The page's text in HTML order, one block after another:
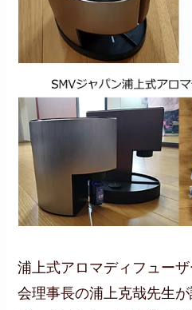
浦上式アロマディフュー
会理事長の浦上克哉先生